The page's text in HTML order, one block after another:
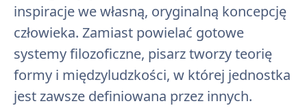
inspiracje we własną, oryginalną koncepcję
człowieka. Zamiast powielać gotowe
systemy filozoficzne, pisarz tworzy teorię
formy i międzyludzkości, w której jednostka
jest zawsze definiowana przez innych.